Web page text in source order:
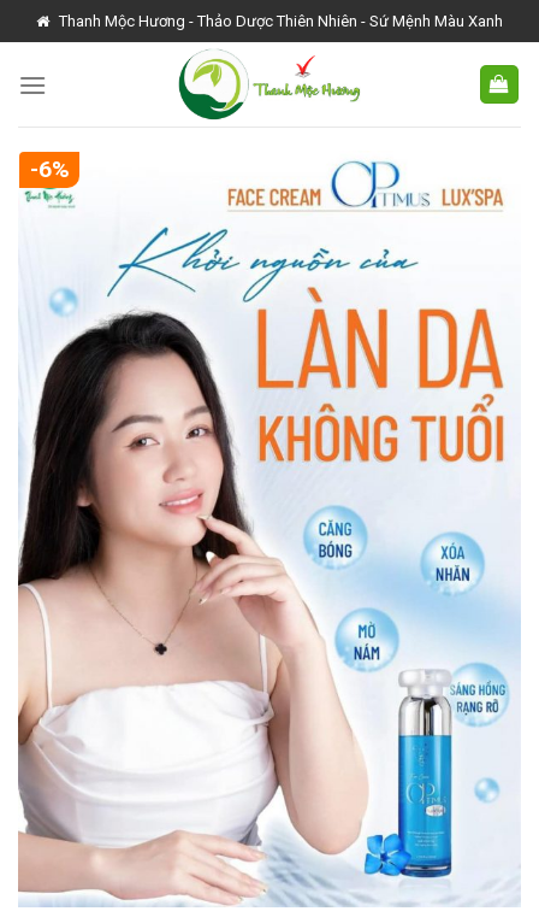
Skip
to
content
Thanh Mộc Hương - Thảo Dược Thiên Nhiên - Sứ Mệnh Màu Xanh
-6%